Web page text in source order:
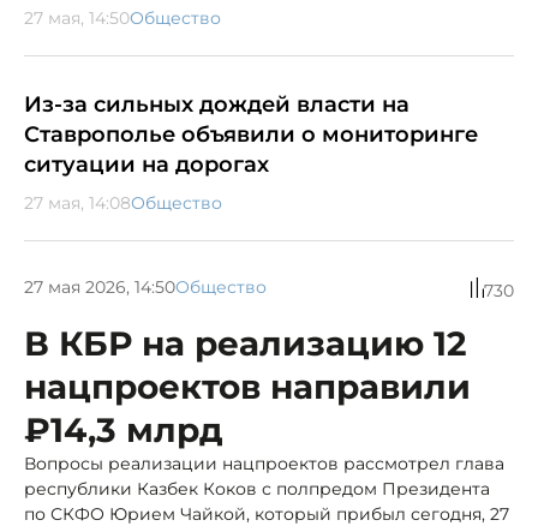
27 мая, 14:50Общество
Из-за сильных дождей власти на
Ставрополье объявили о мониторинге
ситуации на дорогах
27 мая, 14:08Общество
27 мая 2026, 14:50Общество 730
В КБР на реализацию 12
нацпроектов направили
₽14,3 млрд
Вопросы реализации нацпроектов рассмотрел глава
республики Казбек Коков с полпредом Президента
по СКФО Юрием Чайкой, который прибыл сегодня, 27